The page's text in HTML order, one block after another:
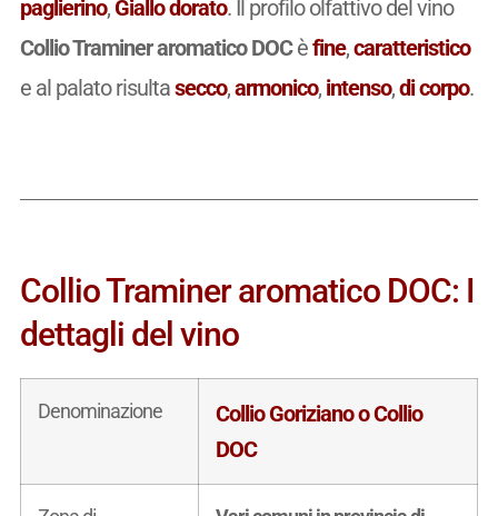
paglierino, Giallo dorato. Il profilo olfattivo del vino
Collio Traminer aromatico DOCèfine,caratteristico
e al palato risultasecco,armonico, intenso,di corpo.
Collio Traminer aromatico DOC: I
dettagli del vino
Denominazione
Collio Goriziano o Collio
DOC